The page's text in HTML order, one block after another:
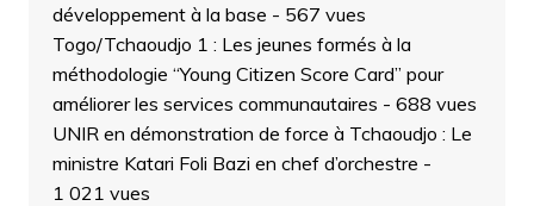
développement à la base - 567 vues
Togo/Tchaoudjo 1 : Les jeunes formés à la
méthodologie “Young Citizen Score Card” pour
améliorer les services communautaires - 688 vues
UNIR en démonstration de force à Tchaoudjo : Le
ministre Katari Foli Bazi en chef d’orchestre -
1 021 vues